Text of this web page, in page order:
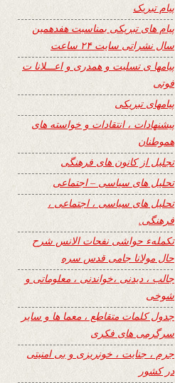
پیام تبریک
پیام های تبریکی بمناسبت هفدهمین
سال نشراتی سایت ۲۴ ساعت
پیامها ی تسلیت و همدری و اعـــلانا ت
فوتی
پیامهای تبریکی
پیشنهادات ، انتقادات و خواسته های
هموطنان
تجلیل از کانون های فرهنگی
تحلیل های سیاسی – اجتماعی
تحلیل های سیاسی ، اجتماعی ،
فرهنگی.
تکملهء حواشی نفحات الانس شرح
حال مولانا جامی قدس سره
جالب ، دیدنی ،خواندنی ، معلوماتی و
شوخی
جدول کلمات متقاطع ، معما ها و سایر
سرگرمی های فکری
جرم ، جنایت ، خونریزی و بی امنیتی
در کشور